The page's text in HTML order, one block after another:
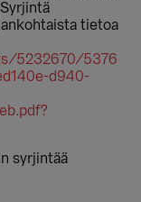
tietoa
5232670/5376
d940-
syrjintää